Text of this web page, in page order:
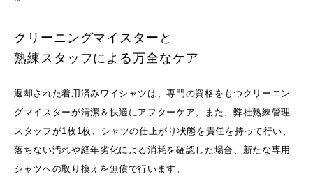
クリーニングマイスターと
熟練スタッフによる万全なケア
返却された着用済みワイシャツは、専門の資格をもつクリーニン
グマイスターが清潔＆快適にアフターケア。また、弊社熟練管理
スタッフが1枚1枚、シャツの仕上がり状態を責任を持って行い、
落ちない汚れや経年劣化による消耗を確認した場合、新たな専用
シャツへの取り換えを無償で行います。